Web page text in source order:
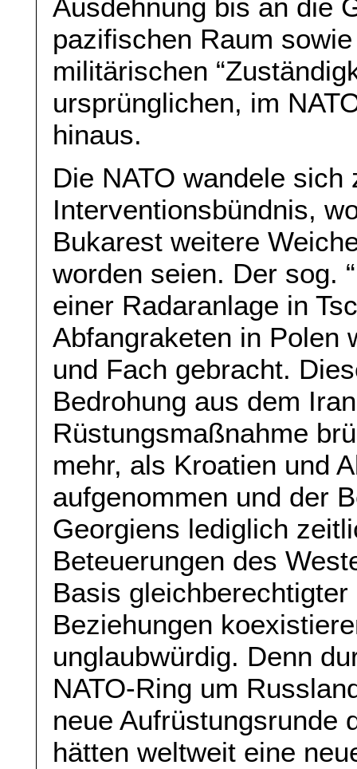
Ausdehnung bis an die
pazifischen Raum
militärischen
ursprünglichen, im
hinaus.
Die NATO wandele
Interventionsbündnis,
Bukarest weitere
worden seien. Der sog.
einer Radaranlage in
Abfangraketen in Polen
und Fach gebracht.
Bedrohung aus dem
Rüstungsmaßnahme
mehr, als Kroatien und
aufgenommen und der
Georgiens lediglich
Beteuerungen des
Basis
Beziehungen
unglaubwürdig. Denn
NATO-Ring um
neue Aufrüstungsrunde
hätten weltweit eine